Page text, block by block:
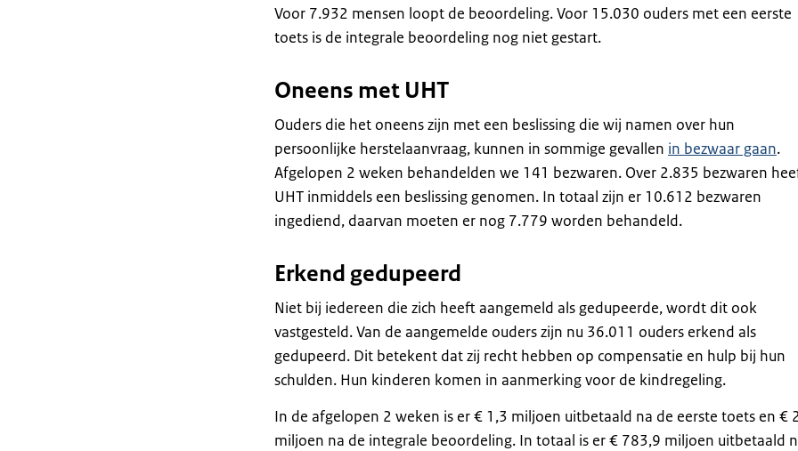
Voor 7.932 mensen loopt de beoordeling. Voor 15.030 ouders met een eerste
toets is de integrale beoordeling nog niet gestart.
Oneens met UHT
Ouders die het oneens zijn met een beslissing die wij namen over hun
persoonlijke herstelaanvraag, kunnen in sommige gevallen in bezwaar gaan.
Afgelopen 2 weken behandelden we 141 bezwaren. Over 2.835 bezwaren
UHT inmiddels een beslissing genomen. In totaal zijn er 10.612 bezwaren
ingediend, daarvan moeten er nog 7.779 worden behandeld.
Erkend gedupeerd
Niet bij iedereen die zich heeft aangemeld als gedupeerde, wordt dit ook
vastgesteld. Van de aangemelde ouders zijn nu 36.011 ouders erkend als
gedupeerd. Dit betekent dat zij recht hebben op compensatie en hulp bij hun
schulden. Hun kinderen komen in aanmerking voor de kindregeling.
In de afgelopen 2 weken is er € 1,3 miljoen uitbetaald na de eerste toets en €
miljoen na de integrale beoordeling. In totaal is er € 783,9 miljoen uitbetaald